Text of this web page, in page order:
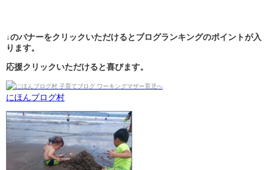
↓のバナーをクリックいただけるとブログランキングのポイントが入
ります。
応援クリックいただけると喜びます。
にほんブログ村